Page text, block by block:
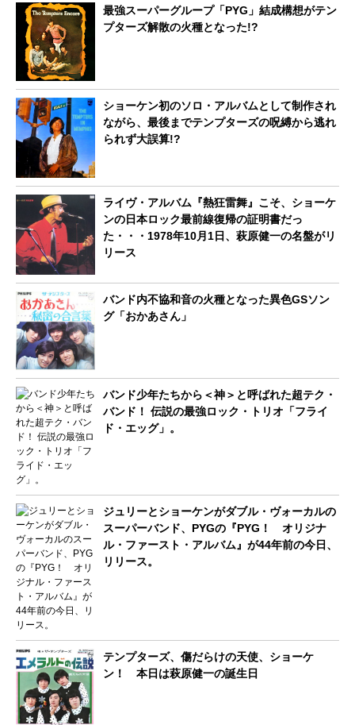
最強スーパーグループ「PYG」結成構想がテン
プターズ解散の火種となった!?
ショーケン初のソロ・アルバムとして制作され
ながら、最後までテンプターズの呪縛から逃れ
られず大誤算!?
ライヴ・アルバム『熱狂雷舞』こそ、ショーケ
ンの日本ロック最前線復帰の証明書だっ
た・・・1978年10月1日、萩原健一の名盤がリ
リース
バンド内不協和音の火種となった異色GSソン
グ「おかあさん」
バンド少年たちから＜神＞と呼ばれた超テク・
バンド！ 伝説の最強ロック・トリオ「フライ
ド・エッグ」。
ジュリーとショーケンがダブル・ヴォーカルの
スーパーバンド、PYGの『PYG！ オリジナ
ル・ファースト・アルバム』が44年前の今日、
リリース。
テンプターズ、傷だらけの天使、ショーケ
ン！ 本日は萩原健一の誕生日